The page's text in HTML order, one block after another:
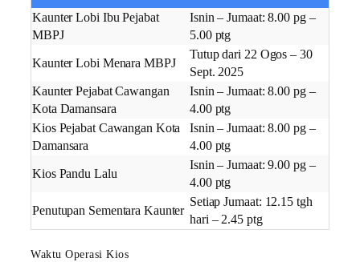
Kaunter Lobi Ibu Pejabat
MBPJ
Isnin – Jumaat: 8.00 pg –
5.00 ptg
Kaunter Lobi Menara MBPJ
Tutup dari 22 Ogos – 30
Sept. 2025
Kaunter Pejabat Cawangan
Kota Damansara
Isnin – Jumaat: 8.00 pg –
4.00 ptg
Kios Pejabat Cawangan Kota
Damansara
Isnin – Jumaat: 8.00 pg –
4.00 ptg
Kios Pandu Lalu
Isnin – Jumaat: 9.00 pg –
4.00 ptg
Penutupan Sementara Kaunter
Setiap Jumaat: 12.15 tgh
hari – 2.45 ptg
Waktu Operasi Kios